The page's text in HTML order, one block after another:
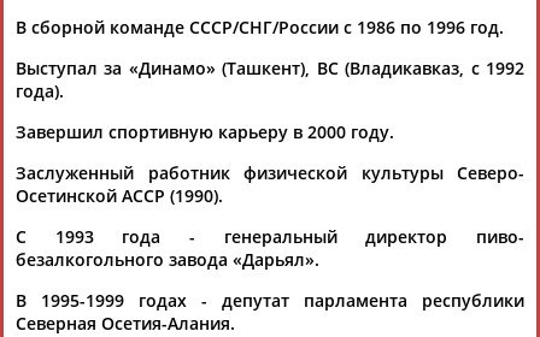
Рамазан
АБДУЛАЕВ
Тагир
АБДУЛАЕВ
АБДУЛАЗИЗОВАБДУЛБЕКОВ
Камалудин
АБДУЛДАУДОВ
Абдула
АБДУЛЖАЛИЛОВ
Магомед
Назир
ЕЩЁ ПЕРСОНЫ
В сборной команде СССР/СНГ/России с 1986 по 1996 год.
Выступал за «Динамо» (Ташкент), ВС (Владикавказ, с 1992
года).
Завершил спортивную карьеру в 2000 году.
Заслуженный работник физической культуры Северо-
Осетинской АССР (1990).
С 1993 года - генеральный директор пиво-
безалкогольного завода «Дарьял».
В 1995-1999 годах - депутат парламента республики
Северная Осетия-Алания.